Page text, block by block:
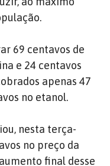
69 centavos de
e 24 centavos
apenas 47
no etanol.
nesta terça-
no preço da
final desse